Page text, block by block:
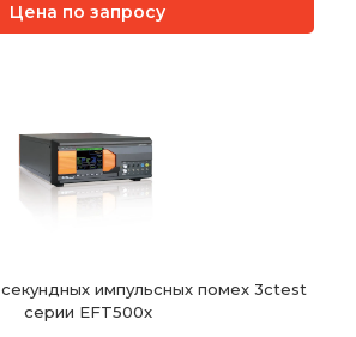
Цена по запросу
импульсных помех 3ctest
серии EFT500x